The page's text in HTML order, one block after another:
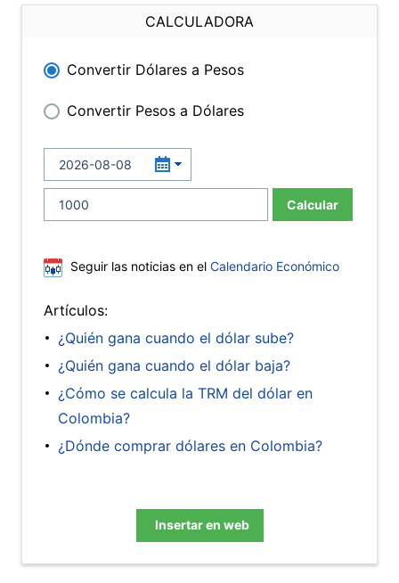
CALCULADORA
Convertir Dólares a Pesos
Convertir Pesos a Dólares
Calcular
Seguir las noticias en el Calendario Económico
Artículos:
¿Quién gana cuando el dólar sube?
¿Quién gana cuando el dólar baja?
¿Cómo se calcula la TRM del dólar en
Colombia?
¿Dónde comprar dólares en Colombia?
Insertar en web